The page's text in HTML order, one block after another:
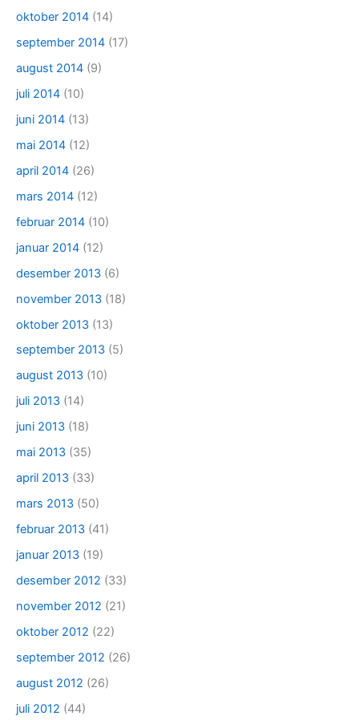
oktober 2014 (14)
september 2014 (17)
august 2014 (9)
juli 2014 (10)
juni 2014 (13)
mai 2014 (12)
april 2014 (26)
mars 2014 (12)
februar 2014 (10)
januar 2014 (12)
desember 2013 (6)
november 2013 (18)
oktober 2013 (13)
september 2013 (5)
august 2013 (10)
juli 2013 (14)
juni 2013 (18)
mai 2013 (35)
april 2013 (33)
mars 2013 (50)
februar 2013 (41)
januar 2013 (19)
desember 2012 (33)
november 2012 (21)
oktober 2012 (22)
september 2012 (26)
august 2012 (26)
juli 2012 (44)